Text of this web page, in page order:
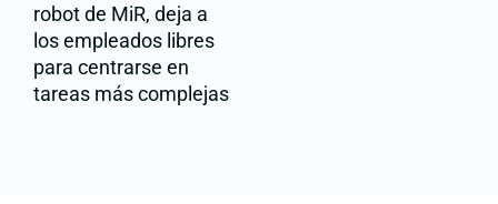
robot de MiR, deja a
los empleados libres
para centrarse en
tareas más complejas